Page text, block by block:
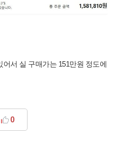
서 실 구매가는 151만원 정도에
0